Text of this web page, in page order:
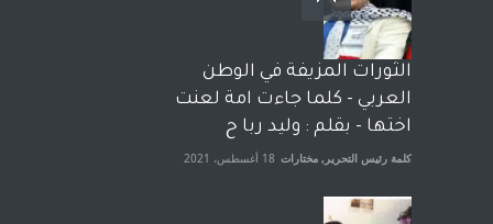
وترافع فيها بنفسه مرة اخرى..
الشيخ طارق يوسف يقهر
الحكومة الأمريكية ، فأعطوه
الجنسية عن يد وهم صاغرون،
آراء حرة مختارات 7 أبريل، 2023
الثورات المزيفة في الوطن
العربي - كلما جاءت امة لعنت
اختها - بقلم : وليد ربا ح
كلمة رئيس التحرير , مختارات 18 أغسطس، 2021